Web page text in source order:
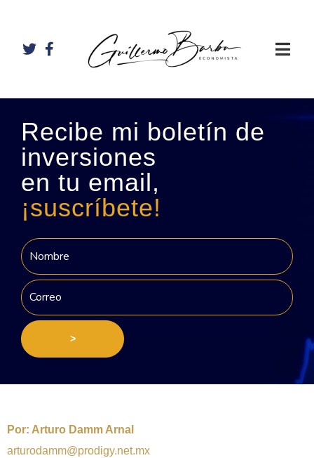
Recibe mi boletín de
inversiones
en tu email,
¡suscríbete!
>
Por: Arturo Damm Arnal
arturodamm@prodigy.net.mx